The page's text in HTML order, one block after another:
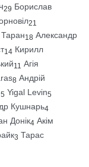
29 Борислав
21
Таран18 Александр
14 Кирилл
11 Агія
8 Андрій
5 Yigal Levin5
Кушнарь4
Донік4 Акім
3 Тарас